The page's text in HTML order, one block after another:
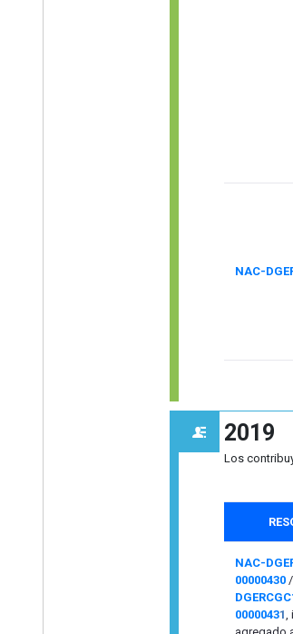
NAC-
2019
Los
NAC-
00000430 /
00000431,